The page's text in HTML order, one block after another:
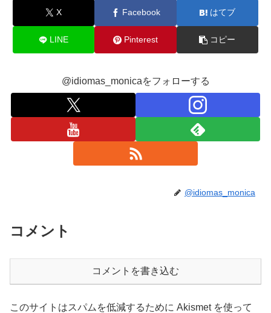
X Facebook はてブ
LINE Pinterest コピー
@idiomas_monicaをフォローする
@idiomas_monica
コメント
コメントを書き込む
このサイトはスパムを低減するために Akismet を使って